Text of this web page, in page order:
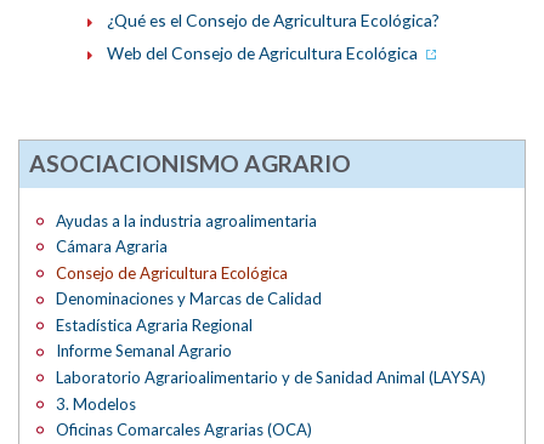
¿Qué es el Consejo de Agricultura Ecológica?
Web del Consejo de Agricultura Ecológica
ASOCIACIONISMO AGRARIO
Ayudas a la industria agroalimentaria
Cámara Agraria
Consejo de Agricultura Ecológica
Denominaciones y Marcas de Calidad
Estadística Agraria Regional
Informe Semanal Agrario
Laboratorio Agrarioalimentario y de Sanidad Animal (LAYSA)
3. Modelos
Oficinas Comarcales Agrarias (OCA)